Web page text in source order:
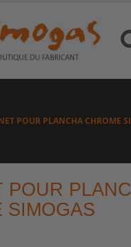
POUR PLANCHA CHROME
POUR
SIMOGAS